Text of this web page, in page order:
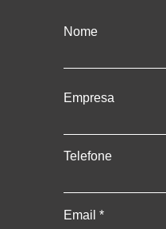
Nome
Empresa
Telefone
Email